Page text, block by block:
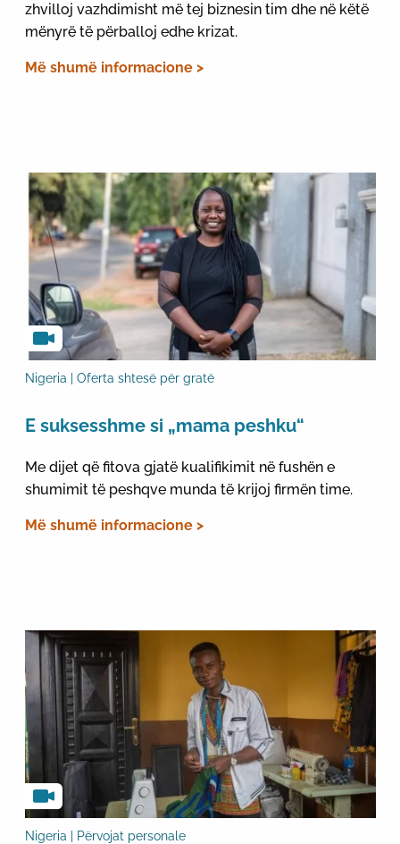
zhvilloj vazhdimisht më tej biznesin tim dhe në këtë
mënyrë të përballoj edhe krizat.
Më shumë informacione >
Nigeria | Oferta shtesë për gratë
E suksesshme si „mama peshku“
Me dijet që fitova gjatë kualifikimit në fushën e
shumimit të peshqve munda të krijoj firmën time.
Më shumë informacione >
Nigeria | Përvojat personale